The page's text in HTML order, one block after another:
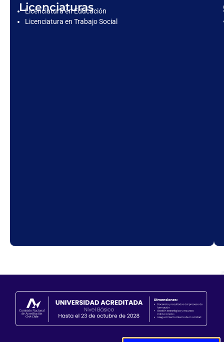
Licenciaturas
Licenciatura en Educación
Licenciatura en Trabajo Social